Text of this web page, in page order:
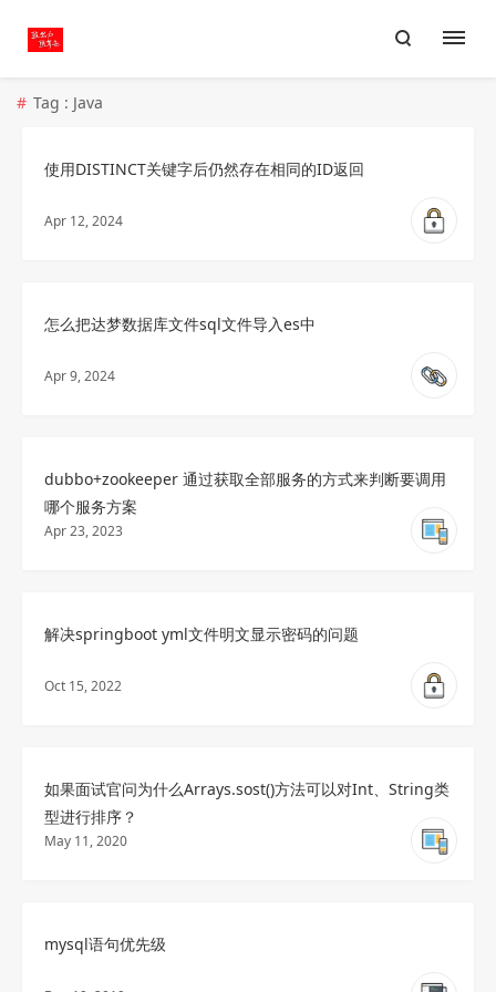
Tag : Java
使用DISTINCT关键字后仍然存在相同的ID返回
Apr 12, 2024
怎么把达梦数据库文件sql文件导入es中
Apr 9, 2024
dubbo+zookeeper 通过获取全部服务的方式来判断要调用
哪个服务方案
Apr 23, 2023
解决springboot yml文件明文显示密码的问题
Oct 15, 2022
如果面试官问为什么Arrays.sost()方法可以对Int、String类
型进行排序？
May 11, 2020
mysql语句优先级